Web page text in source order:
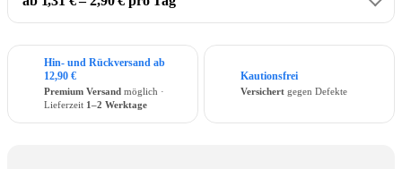
Hin- und Rückversand ab
12,90 €
Premium Versand möglich ·
Lieferzeit 1–2 Werktage
Kautionsfrei
Versichert gegen Defekte